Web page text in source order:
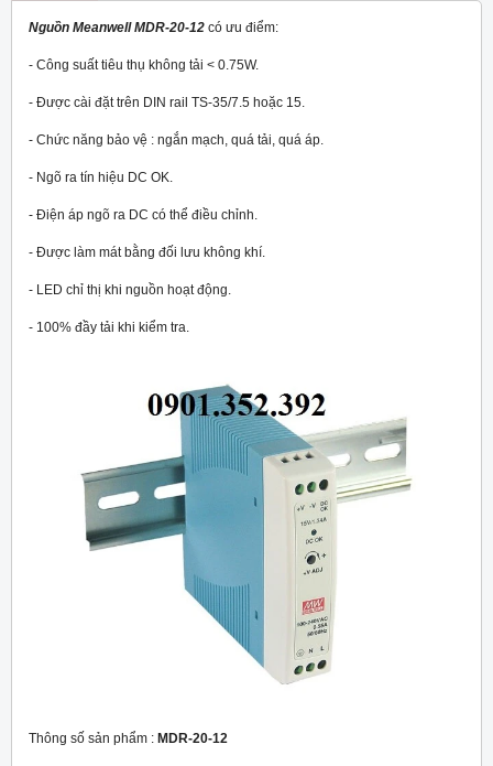
Nguồn Meanwell MDR-20-12 có ưu điểm:
- Công suất tiêu thụ không tải < 0.75W.
- Được cài đặt trên DIN rail TS-35/7.5 hoặc 15.
- Chức năng bảo vệ : ngắn mạch, quá tải, quá áp.
- Ngõ ra tín hiệu DC OK.
- Điện áp ngõ ra DC có thể điều chỉnh.
- Được làm mát bằng đối lưu không khí.
- LED chỉ thị khi nguồn hoạt động.
- 100% đầy tải khi kiểm tra.
Thông số sản phẩm : MDR-20-12